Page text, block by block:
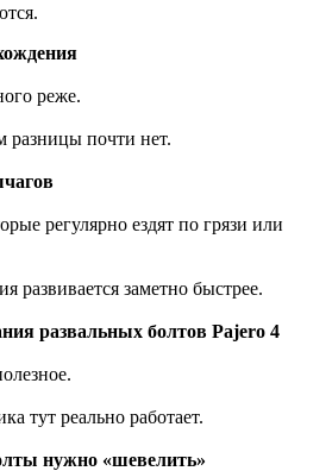
реже.
разницы почти нет.
регулярно ездят по грязи или
развивается заметно быстрее.
развальных болтов Pajero 4
тут реально работает.
нужно «шевелить»